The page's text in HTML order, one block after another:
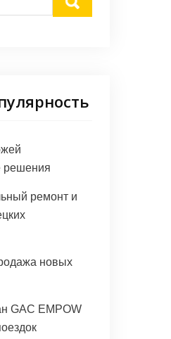
решения
ремонт и
новых
GAC EMPOW